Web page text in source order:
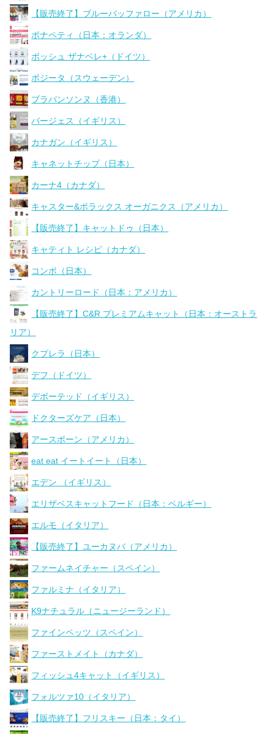
【販売終了】ブルーバッファロー（アメリカ）
ボナペティ（日本：オランダ）
ボッシュ ザナベレ+（ドイツ）
ボジータ（スウェーデン）
ブラバンソンヌ（香港）
バージェス（イギリス）
カナガン（イギリス）
キャネットチップ（日本）
カーナ4（カナダ）
キャスター&ポラックス オーガニクス（アメリカ）
【販売終了】キャットドゥ（日本）
キャティト レシピ（カナダ）
コンボ（日本）
カントリーロード（日本：アメリカ）
【販売終了】C&R プレミアムキャット（日本：オーストラ
リア）
クプレラ（日本）
デフ（ドイツ）
デボーテッド（イギリス）
ドクターズケア（日本）
アースボーン（アメリカ）
eat eat イートイート（日本）
エデン （イギリス）
エリザベスキャットフード（日本：ベルギー）
エルモ（イタリア）
【販売終了】ユーカヌバ（アメリカ）
ファームネイチャー（スペイン）
ファルミナ（イタリア）
K9ナチュラル（ニュージーランド）
ファインペッツ（スペイン）
ファーストメイト（カナダ）
フィッシュ4キャット（イギリス）
フォルツァ10（イタリア）
【販売終了】フリスキー（日本：タイ）